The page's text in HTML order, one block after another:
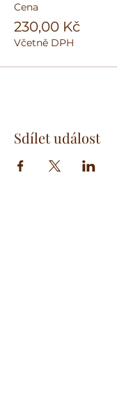
Cena
230,00 Kč
Včetně DPH
Sdílet událost